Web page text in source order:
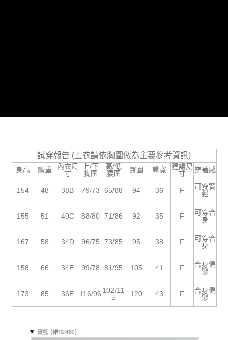
試穿報告 (上衣請依胸圍做為主要參考資訊)
身高 體重
內衣尺
寸
上/下
胸圍
高/低
腰圍
臀圍 肩寬
建議尺
寸
穿著感
154 48 38B 79/73 65/88 94 36 F
可穿寬
鬆
155 51 40C 88/80 71/86 92 35 F
可穿合
身
167 58 34D 96/75 73/85 95 38 F
可穿合
身
158 66 34E 99/78 81/95 105 41 F
合身偏
緊
173 85 36E 116/96 102/11
5
120 43 F
合身偏
緊